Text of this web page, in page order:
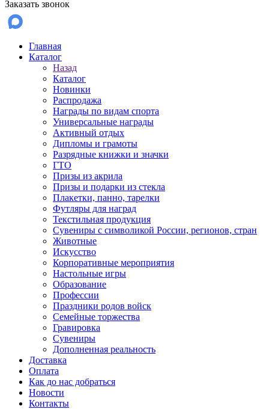
Заказать звонок
Главная
Каталог
Назад
Каталог
Новинки
Распродажа
Награды по видам спорта
Универсальные награды
Активный отдых
Дипломы и грамоты
Разрядные книжки и значки
ГТО
Призы из акрила
Призы и подарки из стекла
Плакетки, панно, тарелки
Футляры для наград
Текстильная продукция
Сувениры с символикой России, регионов, стран
Животные
Искусство
Корпоративные мероприятия
Настольные игры
Образование
Профессии
Праздники родов войск
Семейные торжества
Гравировка
Сувениры
Дополненная реальность
Доставка
Оплата
Как до нас добраться
Новости
Контакты